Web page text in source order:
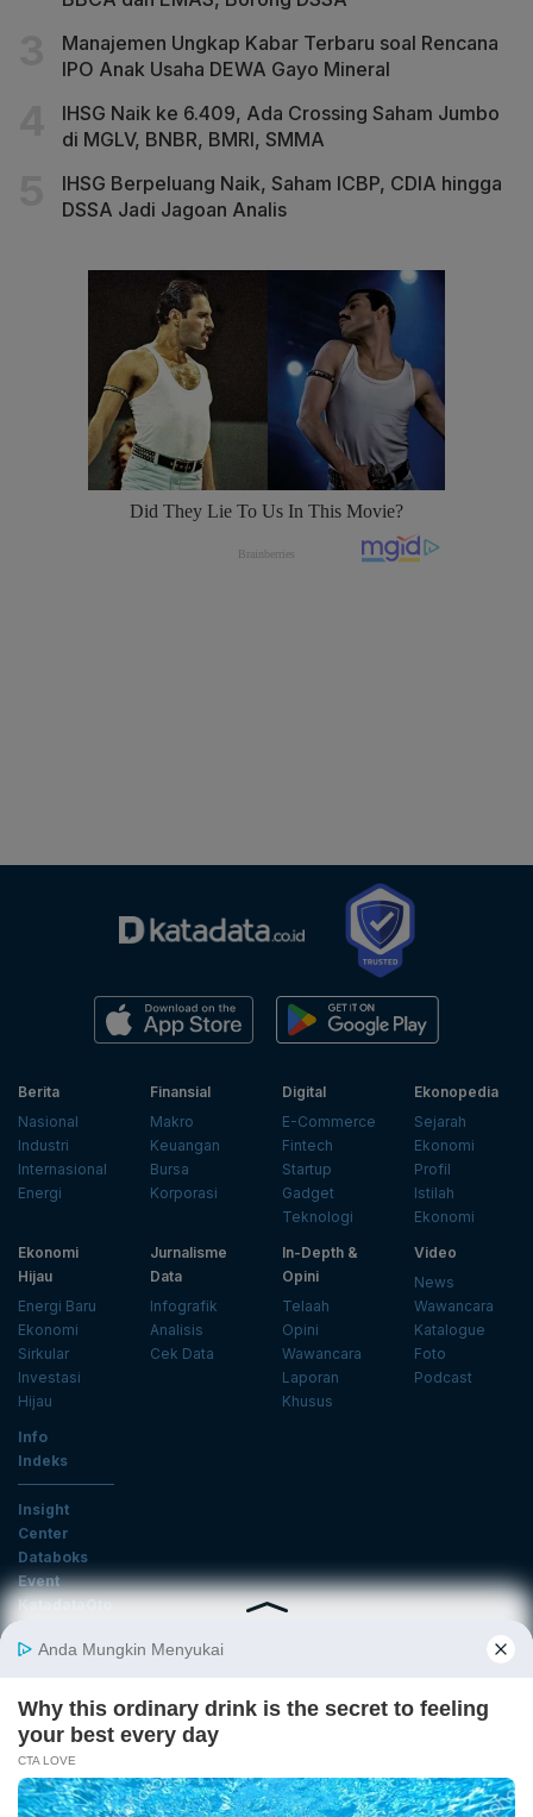
Manajemen Ungkap Kabar Terbaru soal Rencana
IPO Anak Usaha DEWA Gayo Mineral
IHSG Naik ke 6.409, Ada Crossing Saham Jumbo
di MGLV, BNBR, BMRI, SMMA
IHSG Berpeluang Naik, Saham ICBP, CDIA hingga
DSSA Jadi Jagoan Analis
Berita
Nasional
Industri
Internasional
Energi
Finansial
Makro
Keuangan
Bursa
Korporasi
Digital
E-Commerce
Fintech
Startup
Gadget
Teknologi
Ekonopedia
Sejarah
Ekonomi
Profil
Istilah
Ekonomi
Ekonomi
Hijau
Energi Baru
Ekonomi
Sirkular
Investasi
Hijau
Jurnalisme
Data
Infografik
Analisis
Cek Data
In-Depth &
Opini
Telaah
Opini
Wawancara
Laporan
Khusus
Video
News
Wawancara
Katalogue
Foto
Podcast
Info
Indeks
Insight
Center
Databoks
Event
KatadataOto
Email
Daftar